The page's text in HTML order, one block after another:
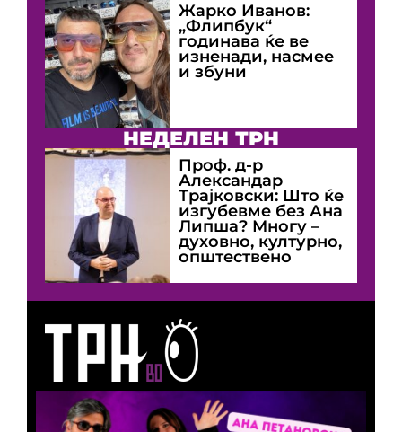
Жарко Иванов:
„Флипбук“
годинава ќе ве
изненади, насмее
и збуни
НЕДЕЛЕН ТРН
Проф. д-р
Александар
Трајковски: Што ќе
изгубевме без Ана
Липша? Многу –
духовно, културно,
општествено